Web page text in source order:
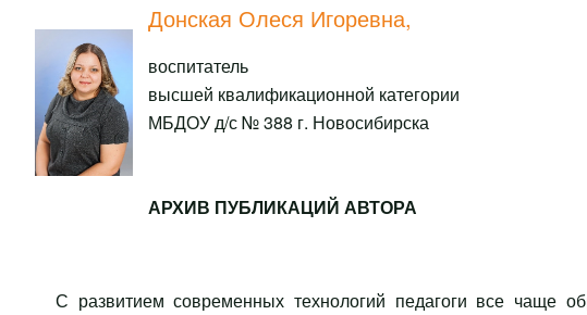
Донская Олеся Игоревна,
воспитатель
высшей квалификационной категории
МБДОУ д/с № 388 г. Новосибирска
АРХИВ ПУБЛИКАЦИЙ АВТОРА
С развитием современных технологий педагоги все чаще